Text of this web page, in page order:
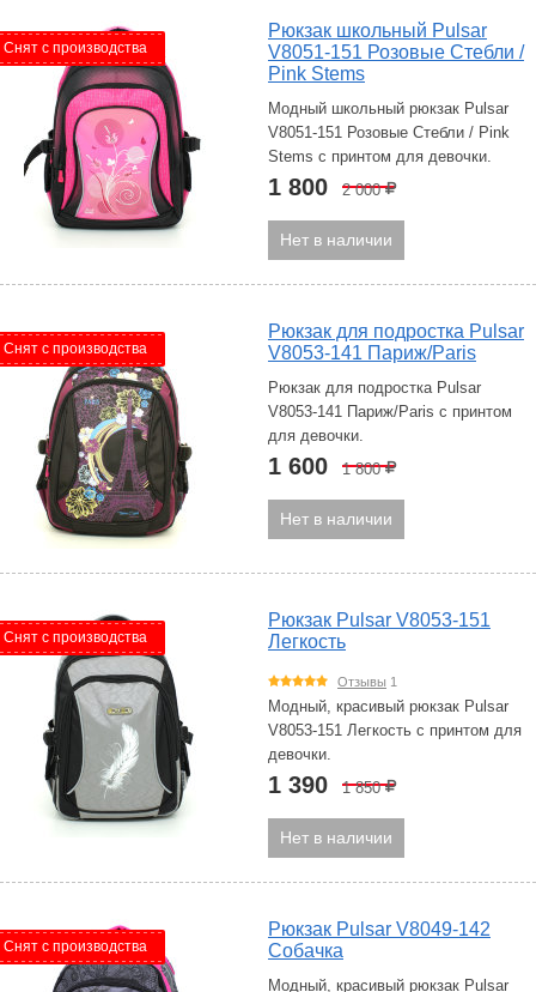
Снят с производства
Рюкзак школьный Pulsar
V8051-151 Розовые Стебли /
Pink Stems
Модный школьный рюкзак Pulsar
V8051-151 Розовые Стебли / Pink
Stems с принтом для девочки.
1 800 2 000Р
Нет в наличии
Снят с производства
Рюкзак для подростка Pulsar
V8053-141 Париж/Paris
Рюкзак для подростка Pulsar
V8053-141 Париж/Paris с принтом
для девочки.
1 600 1 800Р
Нет в наличии
Снят с производства
Рюкзак Pulsar V8053-151
Легкость
Отзывы 1
Модный, красивый рюкзак Pulsar
V8053-151 Легкость с принтом для
девочки.
1 390 1 850Р
Нет в наличии
Снят с производства
Рюкзак Pulsar V8049-142
Собачка
Модный, красивый рюкзак Pulsar